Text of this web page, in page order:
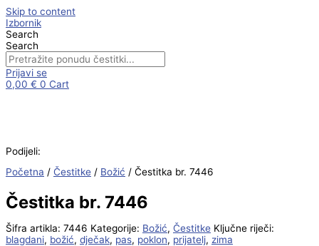
Skip to content
Izbornik
Search
Search
Prijavi se
0,00 € 0 Cart
Podijeli:
Početna / Čestitke / Božić / Čestitka br. 7446
Čestitka br. 7446
Šifra artikla: 7446 Kategorije: Božić, Čestitke Ključne riječi:
blagdani, božić, dječak, pas, poklon, prijatelj, zima